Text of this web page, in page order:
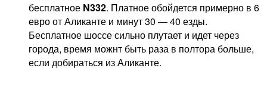
бесплатное N332. Платное обойдется примерно в 6
евро от Аликанте и минут 30 — 40 езды.
Бесплатное шоссе сильно плутает и идет через
города, время можнт быть раза в полтора больше,
если добираться из Аликанте.